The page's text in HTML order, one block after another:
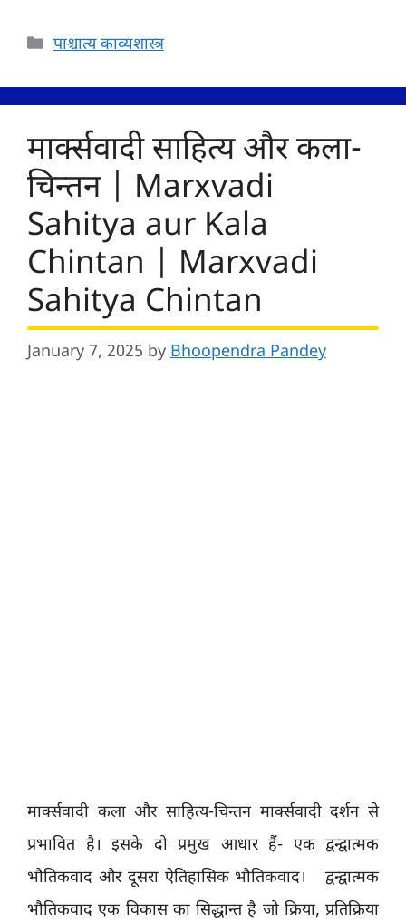
Categories
पाश्चात्य काव्यशास्त्र
मार्क्सवादी साहित्य और कला-
चिन्तन | Marxvadi
Sahitya aur Kala
Chintan | Marxvadi
Sahitya Chintan
January 7, 2025 by Bhoopendra Pandey
मार्क्सवादी कला और साहित्य-चिन्तन मार्क्सवादी दर्शन से
प्रभावित है। इसके दो प्रमुख आधार हैं- एक द्वन्द्वात्मक
भौतिकवाद और दूसरा ऐतिहासिक भौतिकवाद। द्वन्द्वात्मक
भौतिकवाद एक विकास का सिद्धान्त है जो क्रिया, प्रतिक्रिया